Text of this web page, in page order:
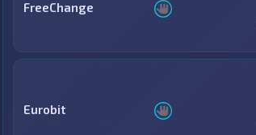
FreeChange
Eurobit